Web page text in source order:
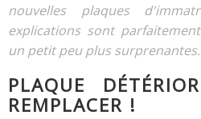
nouvelles plaques
explications sont
un petit peu plus
PLAQUE
REMPLACER !